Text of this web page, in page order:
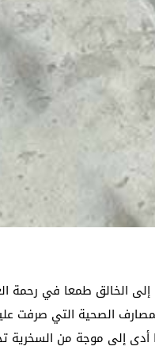
الخالق طمعا في رحمة
الصحية التي صرفت عليها
إلى موجة من السخرية